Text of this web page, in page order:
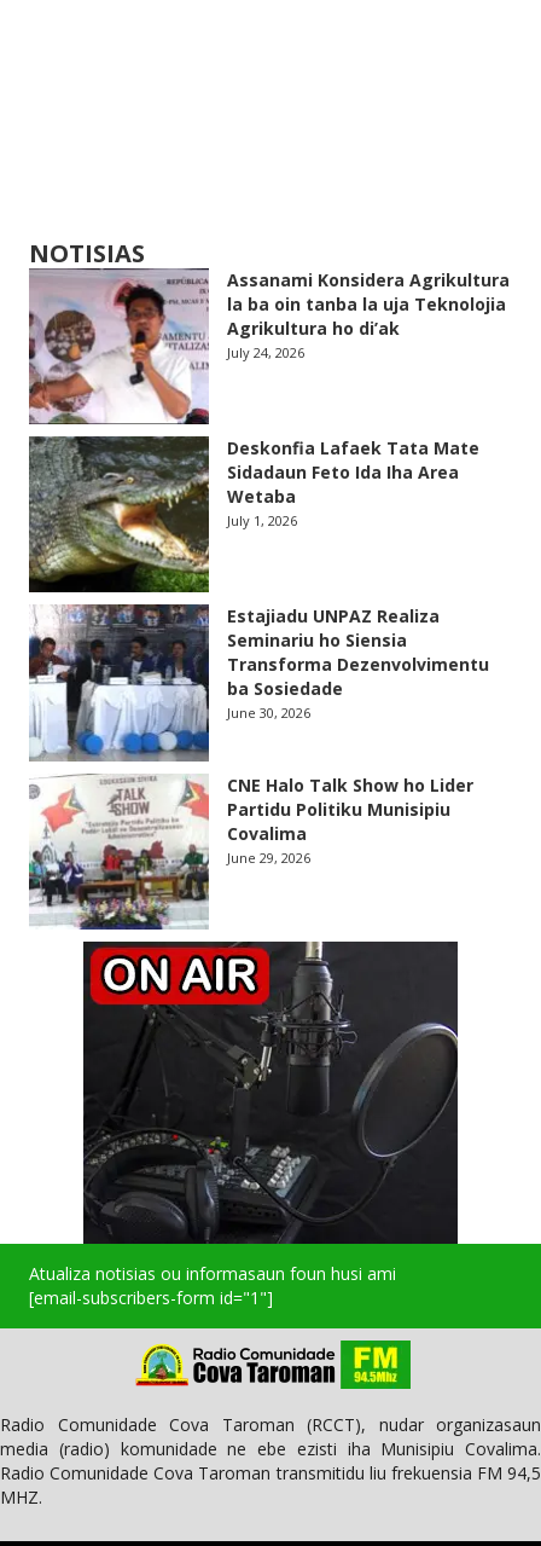
NOTISIAS
Assanami Konsidera Agrikultura
la ba oin tanba la uja Teknolojia
Agrikultura ho di’ak
July 24, 2026
Deskonfia Lafaek Tata Mate
Sidadaun Feto Ida Iha Area
Wetaba
July 1, 2026
Estajiadu UNPAZ Realiza
Seminariu ho Siensia
Transforma Dezenvolvimentu
ba Sosiedade
June 30, 2026
CNE Halo Talk Show ho Lider
Partidu Politiku Munisipiu
Covalima
June 29, 2026
Atualiza notisias ou informasaun foun husi ami
[email-subscribers-form id="1"]
Radio Comunidade Cova Taroman (RCCT), nudar organizasaun
media (radio) komunidade ne ebe ezisti iha Munisipiu Covalima.
Radio Comunidade Cova Taroman transmitidu liu frekuensia FM 94,5
MHZ.